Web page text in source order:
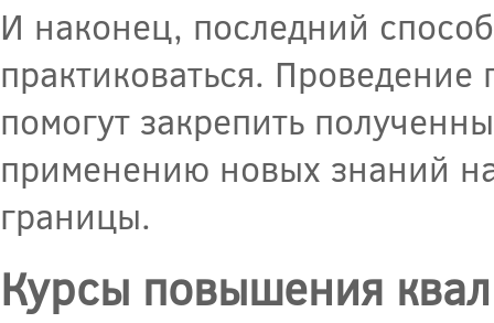
И наконец, последний
практиковаться.
помогут закрепить
применению новых знаний
границы.
Курсы повышения